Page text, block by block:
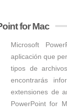
for Mac
Microsoft
aplicación que
tipos de
encontrarás
extensiones de
PowerPoint for